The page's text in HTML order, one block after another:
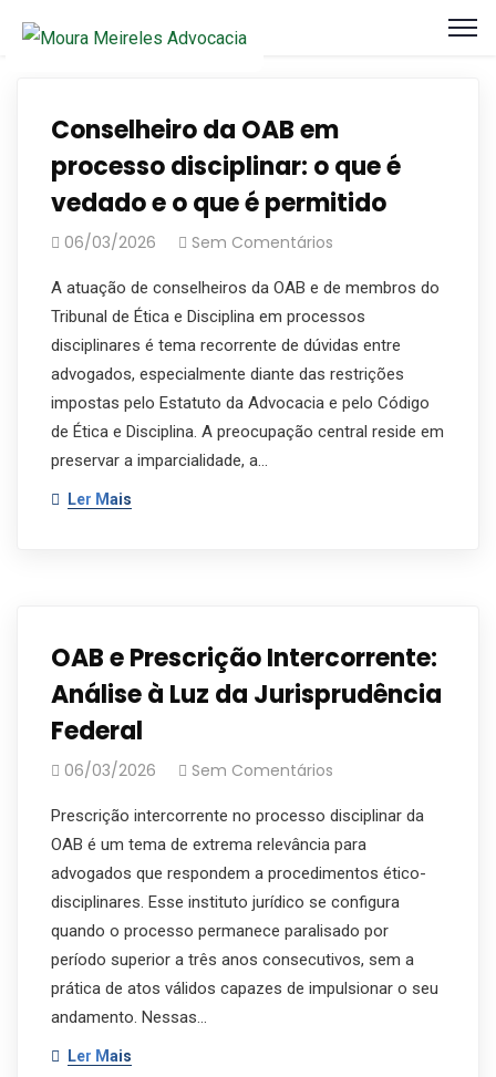
Conselheiro da OAB em
processo disciplinar: o que é
vedado e o que é permitido
06/03/2026 Sem Comentários
A atuação de conselheiros da OAB e de membros do
Tribunal de Ética e Disciplina em processos
disciplinares é tema recorrente de dúvidas entre
advogados, especialmente diante das restrições
impostas pelo Estatuto da Advocacia e pelo Código
de Ética e Disciplina. A preocupação central reside em
preservar a imparcialidade, a…
Ler Mais
OAB e Prescrição Intercorrente:
Análise à Luz da Jurisprudência
Federal
06/03/2026 Sem Comentários
Prescrição intercorrente no processo disciplinar da
OAB é um tema de extrema relevância para
advogados que respondem a procedimentos ético-
disciplinares. Esse instituto jurídico se configura
quando o processo permanece paralisado por
período superior a três anos consecutivos, sem a
prática de atos válidos capazes de impulsionar o seu
andamento. Nessas…
Ler Mais